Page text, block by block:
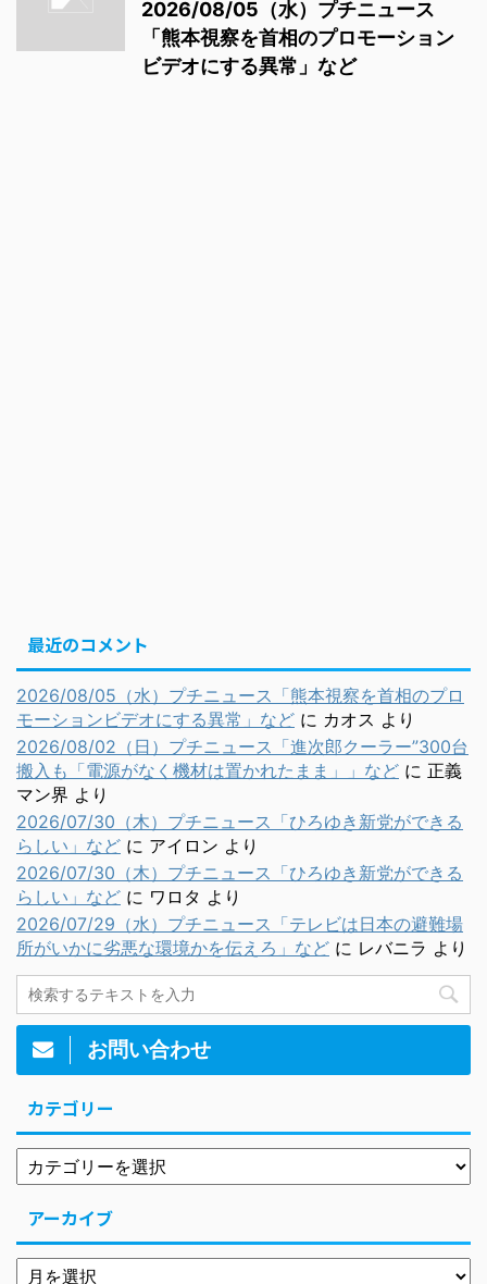
2026/08/05（水）プチニュース
「熊本視察を首相のプロモーション
ビデオにする異常」など
最近のコメント
2026/08/05（水）プチニュース「熊本視察を首相のプロ
モーションビデオにする異常」など に カオス より
2026/08/02（日）プチニュース「進次郎クーラー”300台
搬入も「電源がなく機材は置かれたまま」」など に 正義
マン界 より
2026/07/30（木）プチニュース「ひろゆき新党ができる
らしい」など に アイロン より
2026/07/30（木）プチニュース「ひろゆき新党ができる
らしい」など に ワロタ より
2026/07/29（水）プチニュース「テレビは日本の避難場
所がいかに劣悪な環境かを伝えろ」など に レバニラ より
お問い合わせ
カテゴリー
アーカイブ